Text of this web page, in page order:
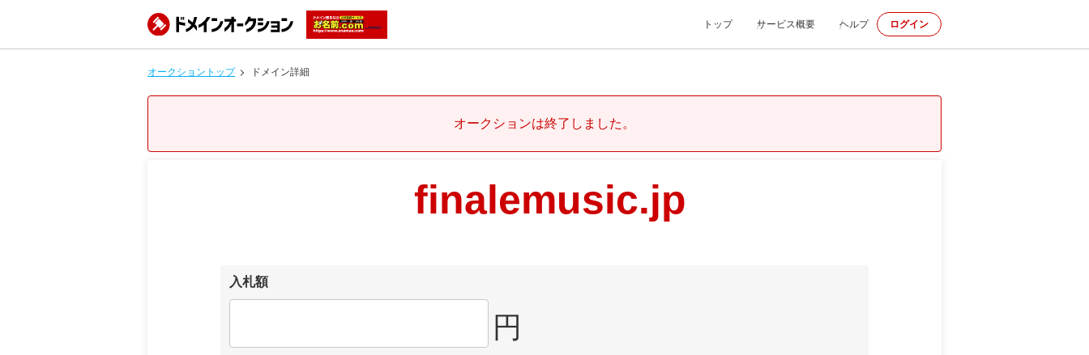
トップ サービス概要 ヘルプ ログイン
オークショントップ ドメイン詳細
オークションは終了しました。
finalemusic.jp
入札額
円